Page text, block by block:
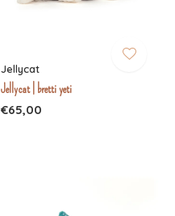
Jellycat
Jellycat | bretti yeti
€65,00